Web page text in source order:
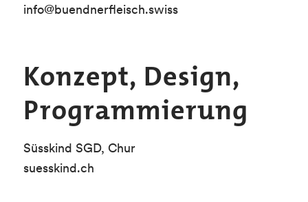
info@buendnerfleisch.swiss
Konzept, Design,
Programmierung
Süsskind SGD, Chur
suesskind.ch